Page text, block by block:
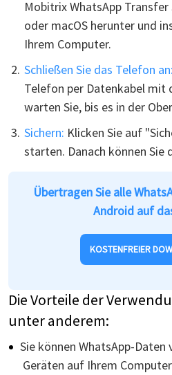
Mobitrix WhatsApp
oder macOS herunter und
Ihrem Computer.
Schließen Sie das Telefon an:
Telefon per Datenkabel mit
warten Sie, bis es in der
Sichern: Klicken Sie auf
starten. Danach können Sie
Übertragen Sie alle
Android auf
KOSTENFREIER
Die Vorteile der
unter anderem:
Sie können WhatsApp-Daten
Geräten auf Ihrem